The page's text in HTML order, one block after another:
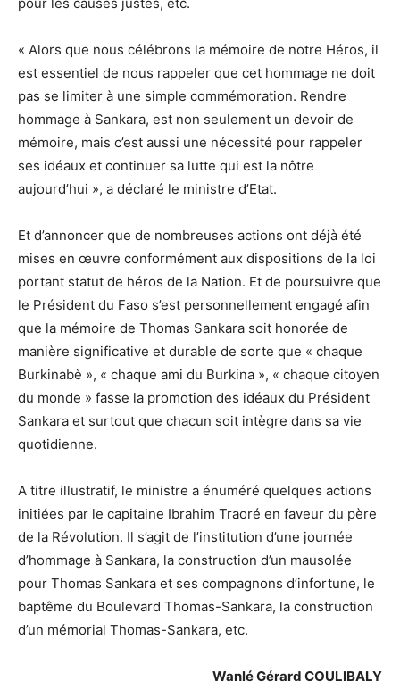
« Alors que nous célébrons la mémoire de notre Héros, il
est essentiel de nous rappeler que cet hommage ne doit
pas se limiter à une simple commémoration. Rendre
hommage à Sankara, est non seulement un devoir de
mémoire, mais c’est aussi une nécessité pour rappeler
ses idéaux et continuer sa lutte qui est la nôtre
aujourd’hui », a déclaré le ministre d’Etat.
Et d’annoncer que de nombreuses actions ont déjà été
mises en œuvre conformément aux dispositions de la loi
portant statut de héros de la Nation. Et de poursuivre que
le Président du Faso s’est personnellement engagé afin
que la mémoire de Thomas Sankara soit honorée de
manière significative et durable de sorte que « chaque
Burkinabè », « chaque ami du Burkina », « chaque citoyen
du monde » fasse la promotion des idéaux du Président
Sankara et surtout que chacun soit intègre dans sa vie
quotidienne.
A titre illustratif, le ministre a énuméré quelques actions
initiées par le capitaine Ibrahim Traoré en faveur du père
de la Révolution. Il s’agit de l’institution d’une journée
d’hommage à Sankara, la construction d’un mausolée
pour Thomas Sankara et ses compagnons d’infortune, le
baptême du Boulevard Thomas-Sankara, la construction
d’un mémorial Thomas-Sankara, etc.
Wanlé Gérard COULIBALY